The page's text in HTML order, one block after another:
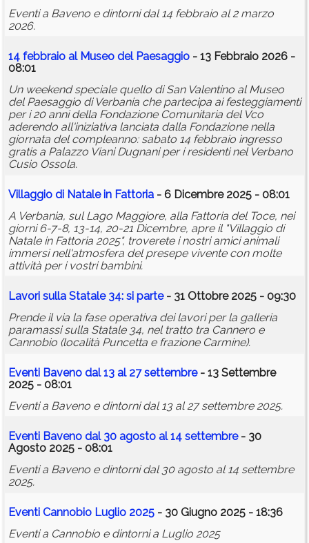
Eventi a Baveno e dintorni dal 14 febbraio al 2 marzo
2026.
14 febbraio al Museo del Paesaggio - 13 Febbraio 2026 -
08:01
Un weekend speciale quello di San Valentino al Museo
del Paesaggio di Verbania che partecipa ai festeggiamenti
per i 20 anni della Fondazione Comunitaria del Vco
aderendo all'iniziativa lanciata dalla Fondazione nella
giornata del compleanno: sabato 14 febbraio ingresso
gratis a Palazzo Viani Dugnani per i residenti nel Verbano
Cusio Ossola.
Villaggio di Natale in Fattoria - 6 Dicembre 2025 - 08:01
A Verbania, sul Lago Maggiore, alla Fattoria del Toce, nei
giorni 6-7-8, 13-14, 20-21 Dicembre, apre il "Villaggio di
Natale in Fattoria 2025", troverete i nostri amici animali
immersi nell'atmosfera del presepe vivente con molte
attività per i vostri bambini.
Lavori sulla Statale 34: si parte- 31 Ottobre 2025 - 09:30
Prende il via la fase operativa dei lavori per la galleria
paramassi sulla Statale 34, nel tratto tra Cannero e
Cannobio (località Puncetta e frazione Carmine).
Eventi Baveno dal 13 al 27 settembre- 13 Settembre
2025 - 08:01
Eventi a Baveno e dintorni dal 13 al 27 settembre 2025.
Eventi Baveno dal 30 agosto al 14 settembre- 30
Agosto 2025 - 08:01
Eventi a Baveno e dintorni dal 30 agosto al 14 settembre
2025.
Eventi Cannobio Luglio 2025 - 30 Giugno 2025 - 18:36
Eventi a Cannobio e dintorni a Luglio 2025